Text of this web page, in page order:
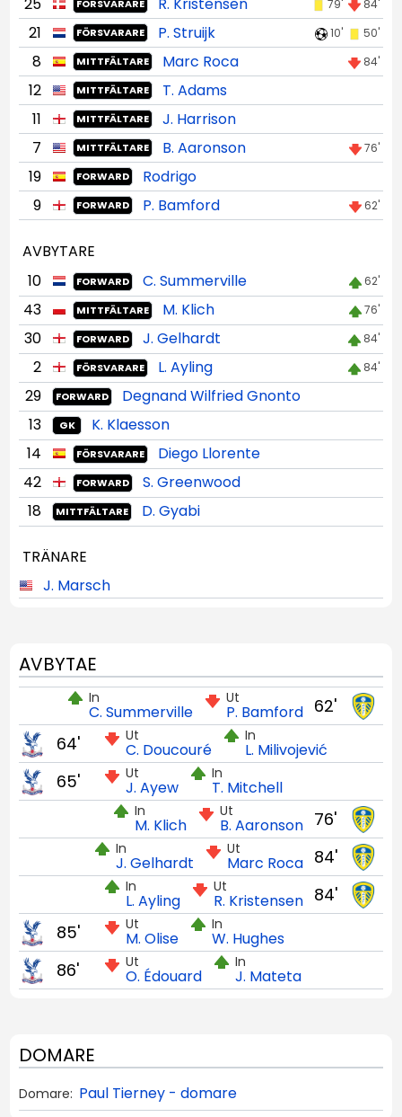
FÖRSVARARE 79' 84'
21 FÖRSVARARE P. Struijk 10' 50'
8 MITTFÄLTARE Marc Roca 84'
12 MITTFÄLTARE
T. Adams
11
MITTFÄLTARE
J. Harrison
7
MITTFÄLTARE B. Aaronson 76'
19 FORWARD
Rodrigo
9
FORWARD P. Bamford 62'
AVBYTARE
10
FORWARD C. Summerville 62'
43 MITTFÄLTARE M. Klich 76'
30 FORWARD J. Gelhardt 84'
2 FÖRSVARARE L. Ayling 84'
29 FORWARD
Degnand Wilfried Gnonto
13
GK
K. Klaesson
14
FÖRSVARARE
Diego Llorente
42
FORWARD
S. Greenwood
18
MITTFÄLTARE D. Gyabi
TRÄNARE
J. Marsch
AVBYTAE
62'
Ut
P. Bamford
In
C. Summerville
Ut
C. Doucouré
In
L. Milivojević
64'
Ut
J. Ayew
In
T. Mitchell
65'
76'
Ut
B. Aaronson
In
M. Klich
84'
Ut
Marc Roca
In
J. Gelhardt
84'
Ut
R. Kristensen
In
L. Ayling
Ut
M. Olise
In
W. Hughes
85'
Ut
O. Édouard
In
J. Mateta
86'
DOMARE
Domare: Paul Tierney - domare